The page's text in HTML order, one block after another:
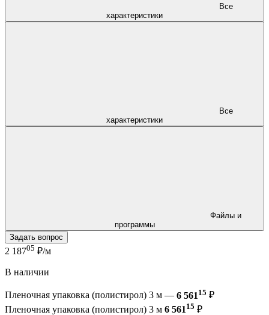
характеристики
характеристики
программы
Задать вопрос
2 18705 ₽/м
В наличии
Пленочная упаковка (полистирол) 3 м — 6 561 15 ₽
Пленочная упаковка (полистирол) 3 м 6 561 15 ₽